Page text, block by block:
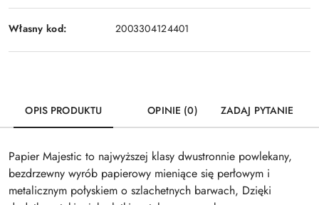
Własny kod: 2003304124401
OPIS PRODUKTU OPINIE (0) ZADAJ PYTANIE
Papier Majestic to najwyższej klasy dwustronnie powlekany,
bezdrzewny wyrób papierowy mieniące się perłowym i
metalicznym połyskiem o szlachetnych barwach, Dzięki